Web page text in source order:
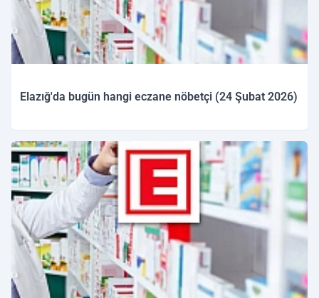
Elazığ'da bugün hangi eczane nöbetçi (24 Şubat 2026)